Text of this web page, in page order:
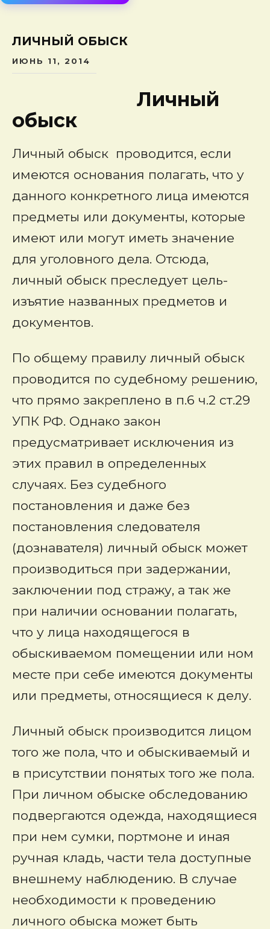
ЛИЧНЫЙ ОБЫСК
ИЮНЬ 11, 2014
Личный
обыск
Личный обыск проводится, если
имеются основания полагать, что у
данного конкретного лица имеются
предметы или документы, которые
имеют или могут иметь значение
для уголовного дела. Отсюда,
личный обыск преследует цель-
изъятие названных предметов и
документов.
По общему правилу личный обыск
проводится по судебному решению,
что прямо закреплено в п.6 ч.2 ст.29
УПК РФ. Однако закон
предусматривает исключения из
этих правил в определенных
случаях. Без судебного
постановления и даже без
постановления следователя
(дознавателя) личный обыск может
производиться при задержании,
заключении под стражу, а так же
при наличии основании полагать,
что у лица находящегося в
обыскиваемом помещении или ном
месте при себе имеются документы
или предметы, относящиеся к делу.
Личный обыск производится лицом
того же пола, что и обыскиваемый и
в присутствии понятых того же пола.
При личном обыске обследованию
подвергаются одежда, находящиеся
при нем сумки, портмоне и иная
ручная кладь, части тела доступные
внешнему наблюдению. В случае
необходимости к проведению
личного обыска может быть